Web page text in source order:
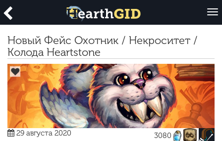
O
p
Новый Фейс Охотник / Некроситет /
Колода Heartstone
29 августа 2020 3080